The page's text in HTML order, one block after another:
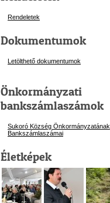
Rendeletek
Dokumentumok
Letölthető dokumentumok
Önkormányzati
bankszámlaszámok
Sukoró Község Önkormányzatának
Bankszámlaszámai
Életképek